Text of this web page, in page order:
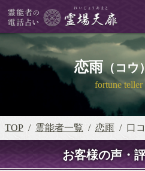
恋雨（コウ）
fortune teller
TOP 霊能者一覧 恋雨 口
お客様の声・